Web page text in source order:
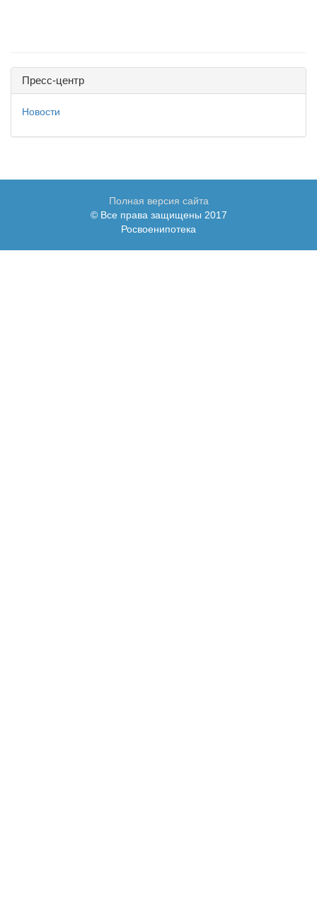
Пресс-центр
Новости
Полная версия сайта
© Все права защищены 2017
Росвоенипотека